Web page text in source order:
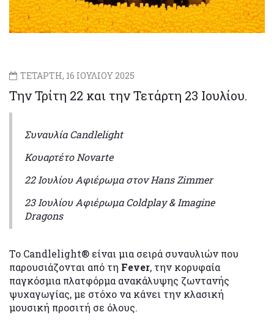
ΤΕΤΑΡΤΗ, 16 ΙΟΥΛΙΟΥ 2025
Την Τρίτη 22 και την Τετάρτη 23 Ιουλίου.
Συναυλία Candlelight
Κουαρτέτο Novarte
22 Ιουλίου Αφιέρωμα στον Hans Zimmer
23 Ιουλίου Αφιέρωμα Coldplay & Imagine
Dragons
Το Candlelight® είναι μια σειρά συναυλιών που
παρουσιάζονται από τη Fever, την κορυφαία
παγκόσμια πλατφόρμα ανακάλυψης ζωντανής
ψυχαγωγίας, με στόχο να κάνει την κλασική
μουσική προσιτή σε όλους.